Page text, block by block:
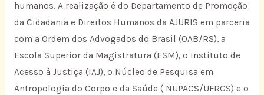
humanos. A realização é do Departamento de Promoção
da Cidadania e Direitos Humanos da AJURIS em parceria
com a Ordem dos Advogados do Brasil (OAB/RS), a
Escola Superior da Magistratura (ESM), o Instituto de
Acesso à Justiça (IAJ), o Núcleo de Pesquisa em
Antropologia do Corpo e da Saúde ( NUPACS/UFRGS) e o